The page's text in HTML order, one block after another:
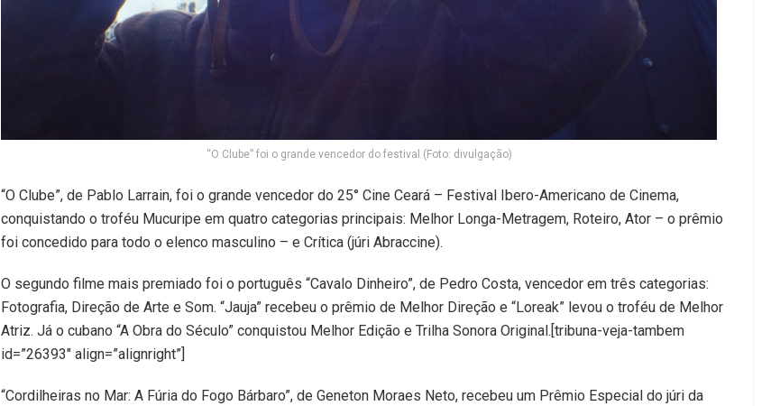
“O Clube” foi o grande vencedor do festival (Foto: divulgação)
“O Clube”, de Pablo Larrain, foi o grande vencedor do 25° Cine Ceará – Festival Ibero-Americano de Cinema,
conquistando o troféu Mucuripe em quatro categorias principais: Melhor Longa-Metragem, Roteiro, Ator – o prêmio
foi concedido para todo o elenco masculino – e Crítica (júri Abraccine).
O segundo filme mais premiado foi o português “Cavalo Dinheiro”, de Pedro Costa, vencedor em três categorias:
Fotografia, Direção de Arte e Som. “Jauja” recebeu o prêmio de Melhor Direção e “Loreak” levou o troféu de Melhor
Atriz. Já o cubano “A Obra do Século” conquistou Melhor Edição e Trilha Sonora Original.[tribuna-veja-tambem
id=”26393″ align=”alignright”]
“Cordilheiras no Mar: A Fúria do Fogo Bárbaro”, de Geneton Moraes Neto, recebeu um Prêmio Especial do júri da